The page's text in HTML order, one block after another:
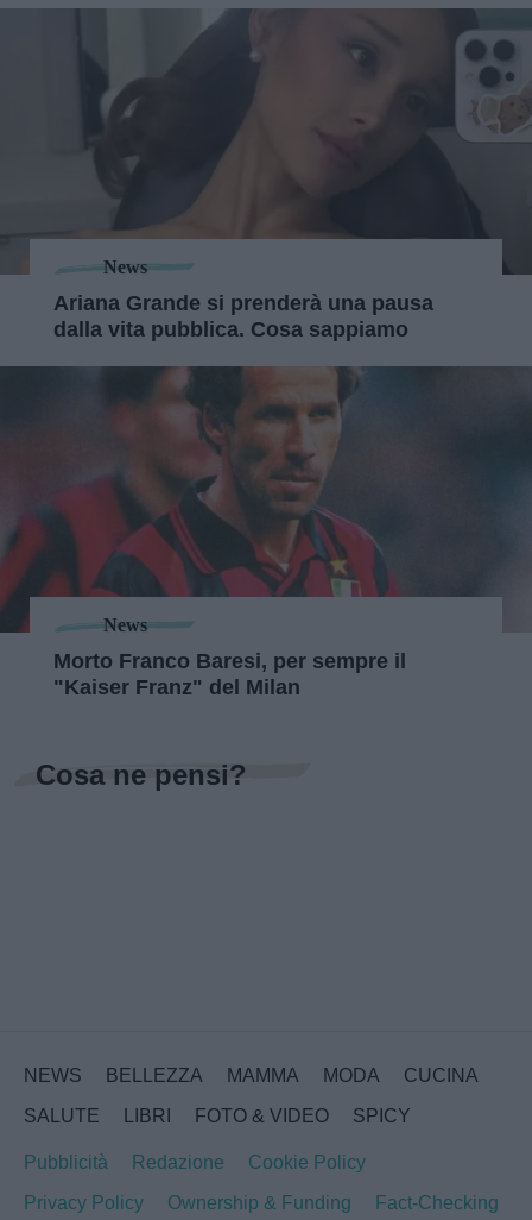
News
Ariana Grande si prenderà una pausa
dalla vita pubblica. Cosa sappiamo
News
Morto Franco Baresi, per sempre il
"Kaiser Franz" del Milan
Cosa ne pensi?
NEWS BELLEZZA MAMMA MODA
CUCINA
SALUTE
LIBRI FOTO & VIDEO SPICY
Pubblicità Redazione
Cookie Policy
Privacy Policy
Ownership & Funding Fact-Checking